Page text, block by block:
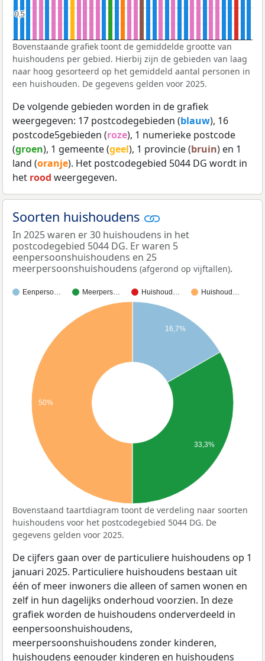
0,5
0,5
Bovenstaande grafiek toont de gemiddelde grootte van
huishoudens per gebied. Hierbij zijn de gebieden van laag
naar hoog gesorteerd op het gemiddeld aantal personen in
een huishouden. De gegevens gelden voor 2025.
De volgende gebieden worden in de grafiek
weergegeven: 17 postcodegebieden (blauw), 16
postcode5gebieden (roze), 1 numerieke postcode
(groen), 1 gemeente (geel), 1 provincie (bruin) en 1
land (oranje). Het postcodegebied 5044 DG wordt in
het rood weergegeven.
Soorten huishoudens
In 2025 waren er 30 huishoudens in het
postcodegebied 5044 DG. Er waren 5
eenpersoonshuishoudens en 25
meerpersoonshuishoudens (afgerond op vijftallen).
Eenperso… Meerpers… Huishoud… Huishoud…
16,7%
50%
33,3%
Bovenstaand taartdiagram toont de verdeling naar soorten
huishoudens voor het postcodegebied 5044 DG. De
gegevens gelden voor 2025.
De cijfers gaan over de particuliere huishoudens op 1
januari 2025. Particuliere huishoudens bestaan uit
één of meer inwoners die alleen of samen wonen en
zelf in hun dagelijks onderhoud voorzien. In deze
grafiek worden de huishoudens onderverdeeld in
eenpersoonshuishoudens,
meerpersoonshuishoudens zonder kinderen,
huishoudens eenouder kinderen en huishoudens